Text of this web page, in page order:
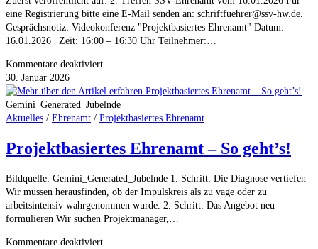
eine Registrierung bitte eine E-Mail senden an: schriftfuehrer@ssv-hw.de.
Gesprächsnotiz: Videokonferenz "Projektbasiertes Ehrenamt" Datum:
16.01.2026 | Zeit: 16:00 – 16:30 Uhr Teilnehmer:…
Kommentare deaktiviertfür
Ehrenamt
–
2.
SSV-
Ehrenamt
16.01.2026
30. Januar 2026
Gemini_Generated_Jubelnde
Aktuelles / Ehrenamt / Projektbasiertes Ehrenamt
Projektbasiertes Ehrenamt – So geht’s!
Bildquelle: Gemini_Generated_Jubelnde 1. Schritt: Die Diagnose vertiefen
Wir müssen herausfinden, ob der Impulskreis als zu vage oder zu
arbeitsintensiv wahrgenommen wurde. 2. Schritt: Das Angebot neu
formulieren Wir suchen Projektmanager,…
Kommentare deaktiviertfür